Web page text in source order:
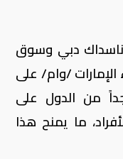
ناسداك دبي وسوق
الإمارات /وام/ على
من الدول على
ما يمنح هذا